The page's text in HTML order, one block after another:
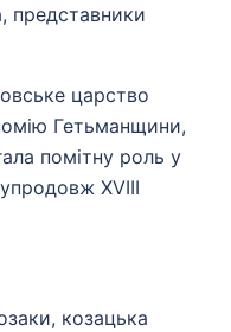
представники
царство
Гетьманщини,
помітну роль у
XVIII
козацька